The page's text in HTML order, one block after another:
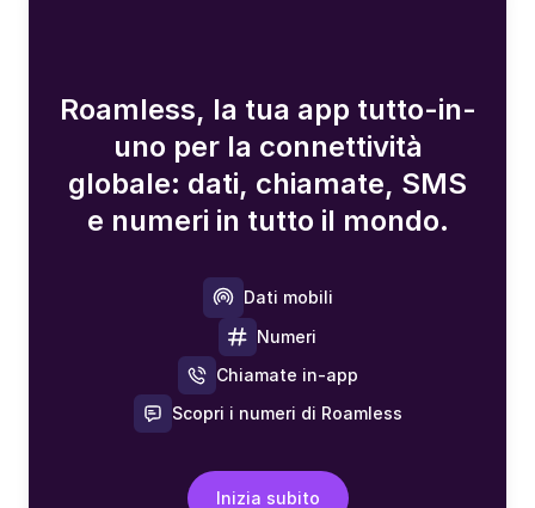
Roamless, la tua app tutto-in-
uno per la connettività
globale: dati, chiamate, SMS
e numeri in tutto il mondo.
Dati mobili
Numeri
Chiamate in-app
Scopri i numeri di Roamless
Inizia subito